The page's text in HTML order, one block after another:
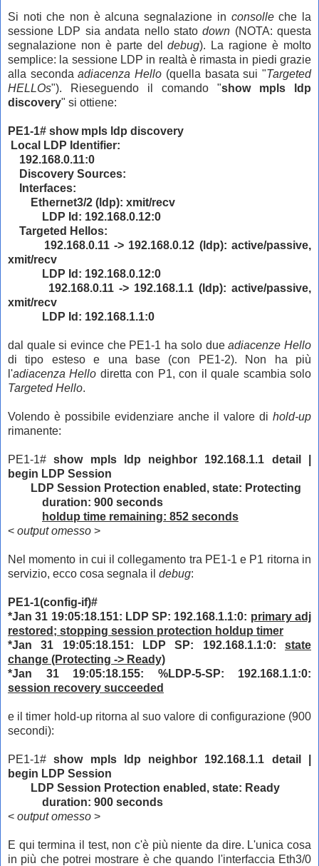
Si noti che non è alcuna segnalazione in consolleche la
sessione LDP sia andata nello statodown (NOTA: questa
segnalazione non è parte deldebug). La ragione è molto
semplice: la sessione LDP in realtà è rimasta in piedi grazie
alla secondaadiacenza Hello (quella basata sui"Targeted
HELLOs"). Rieseguendo il comando "show mpls ldp
discovery" si ottiene:
PE1-1# show mpls ldp discovery
Local LDP Identifier:
192.168.0.11:0
Discovery Sources:
Interfaces:
Ethernet3/2 (ldp): xmit/recv
LDP Id: 192.168.0.12:0
Targeted Hellos:
192.168.0.11 -> 192.168.0.12 (ldp): active/passive,
xmit/recv
LDP Id: 192.168.0.12:0
192.168.0.11 -> 192.168.1.1 (ldp): active/passive,
xmit/recv
LDP Id: 192.168.1.1:0
dal quale si evince che PE1-1 ha solo dueadiacenze Hello
di tipo esteso e una base (con PE1-2). Non ha più
l'adiacenza Hello diretta con P1, con il quale scambia solo
Targeted Hello.
Volendo è possibile evidenziare anche il valore di hold-up
rimanente:
PE1-1#show mpls ldp neighbor 192.168.1.1 detail |
begin LDP Session
LDP Session Protection enabled, state: Protecting
duration: 900 seconds
holdup time remaining: 852 seconds
< output omesso >
Nel momento in cui ilcollegamento tra PE1-1 e P1 ritorna in
servizio, ecco cosa segnala il debug:
PE1-1(config-if)#
*Jan 31 19:05:18.151: LDP SP: 192.168.1.1:0: primary adj
restored; stopping session protection holdup timer
*Jan 31 19:05:18.151: LDP SP: 192.168.1.1:0: state
change (Protecting -> Ready)
*Jan 31 19:05:18.155: %LDP-5-SP: 192.168.1.1:0:
session recovery succeeded
e il timer hold-up ritorna al suo valore di configurazione (900
secondi):
PE1-1#show mpls ldp neighbor 192.168.1.1 detail |
begin LDP Session
LDP Session Protection enabled, state: Ready
duration: 900 seconds
< output omesso >
E qui termina il test, non c'è più niente da dire. L'unica cosa
in più che potrei mostrare è che quando l'interfaccia Eth3/0